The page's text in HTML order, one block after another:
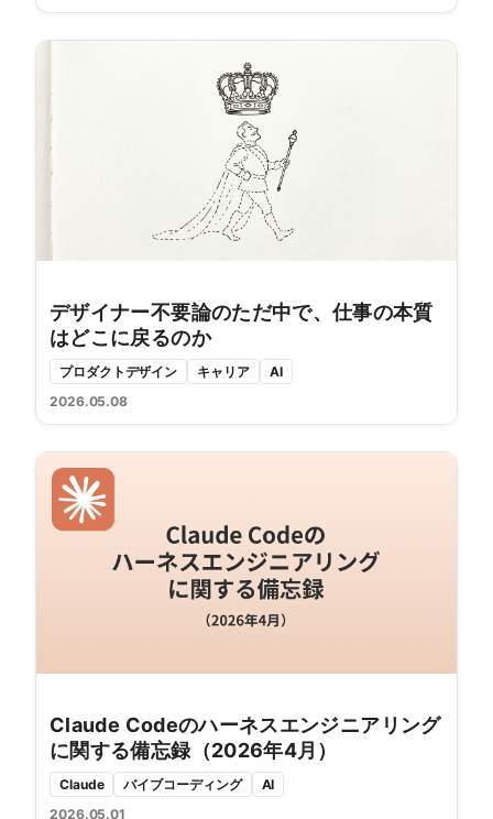
デザイナー不要論のただ中で、仕事の本質
はどこに戻るのか
プロダクトデザイン キャリア
AI
2026.05.08
Claude Codeのハーネスエンジニアリング
に関する備忘録（2026年4月）
Claude バイブコーディング
AI
2026.05.01